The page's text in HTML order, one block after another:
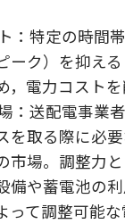
：特定の時間
ーク）を抑え
，電力コストを
：送配電事業
を取る際に必
市場。調整力
備や蓄電池の
って調整可能